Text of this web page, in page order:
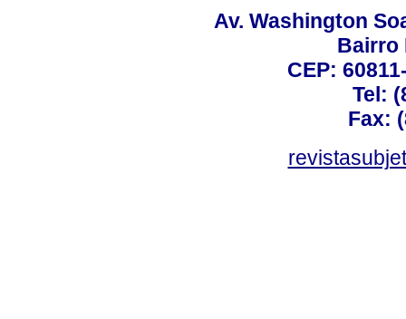
Av. Washington
Bairro
CEP:
Tel:
Fax: